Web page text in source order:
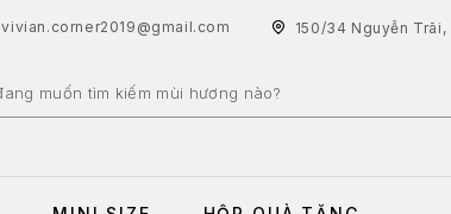
vivian.corner2019@gmail.com 150/34 Nguyễn Trãi,